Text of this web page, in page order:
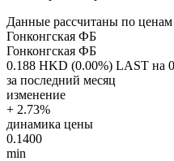
Данные рассчитаны по
Гонконгская ФБ
Гонконгская ФБ
0.188 HKD (0.00%) LAST на
за последний месяц
изменение
+ 2.73%
динамика цены
0.1400
min